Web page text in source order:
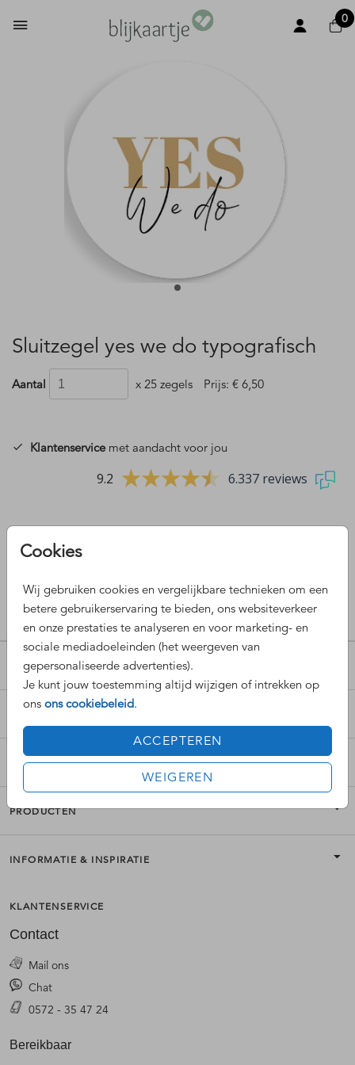
0
Cookies
Wij gebruiken cookies en vergelijkbare technieken om een
betere gebruikerservaring te bieden, ons websiteverkeer
en onze prestaties te analyseren en voor marketing- en
sociale mediadoeleinden (het weergeven van
gepersonaliseerde advertenties).
Je kunt jouw toestemming altijd wijzigen of intrekken op
ons ons cookiebeleid.
ACCEPTEREN
WEIGEREN
Sluitzegel yes we do typografisch
Aantal x 25 zegels Prijs: € 6,50
Klantenservicemet aandacht voor jou
9.2 6.337 reviews
Sluitzegel yes we do typografisch
Prijs:€ 6,50 per 25 zegels
POPULAIRE COLLECTIES
MOOI VERSTUREN
PRODUCTEN
INFORMATIE & INSPIRATIE
KLANTENSERVICE
Contact
Mail ons
Chat
0572 - 35 47 24
Bereikbaar